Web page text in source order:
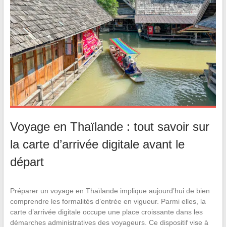
Voyage en Thaïlande : tout savoir sur
la carte d’arrivée digitale avant le
départ
Préparer un voyage en Thaïlande implique aujourd’hui de bien
comprendre les formalités d’entrée en vigueur. Parmi elles, la
carte d’arrivée digitale occupe une place croissante dans les
démarches administratives des voyageurs. Ce dispositif vise à